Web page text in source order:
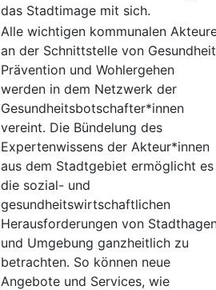
das Stadtimage mit sich.
Alle wichtigen kommunalen
an der Schnittstelle von
Prävention und Wohlergehen
werden in dem Netzwerk der
Gesundheitsbotschafter*innen
vereint. Die Bündelung des
Expertenwissens der Akteur*innen
aus dem Stadtgebiet ermöglicht es
die sozial- und
gesundheitswirtschaftlichen
Herausforderungen von
und Umgebung ganzheitlich zu
betrachten. So können neue
Angebote und Services, wie